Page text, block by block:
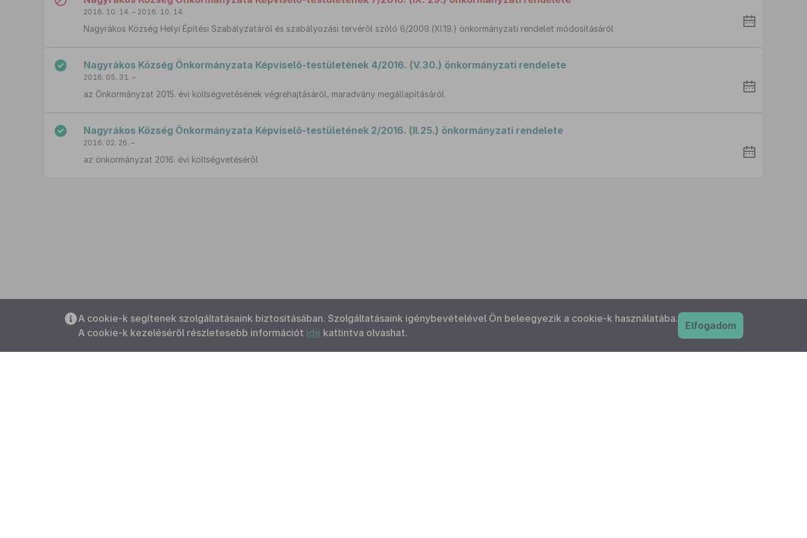
2016. 10. 14. – 2016. 10. 14.
Nagyrákos Község Helyi Építési Szabályzatáról és szabályozási tervéről szóló 6/2009.(XI.19.) önkormányzati rendelet módosításáról
Nagyrákos Község Önkormányzata Képviselő-testületének 4/2016. (V.30.) önkormányzati rendelete
2016. 05. 31. –
az Önkormányzat 2015. évi költségvetésének végrehajtásáról, maradvány megállapításáról
Nagyrákos Község Önkormányzata Képviselő-testületének 2/2016. (II.25.) önkormányzati rendelete
2016. 02. 26. –
az önkormányzat 2016. évi költségvetéséről
A cookie-k segítenek szolgáltatásaink biztosításában. Szolgáltatásaink igénybevételével Ön beleegyezik a cookie-k használatába.
A cookie-k kezeléséről részletesebb információt ide kattintva olvashat.
Elfogadom